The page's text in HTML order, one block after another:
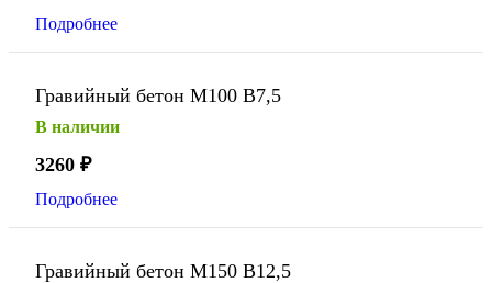
Подробнее
Гравийный бетон М100 В7,5
В наличии
3260 ₽
Подробнее
Гравийный бетон М150 В12,5